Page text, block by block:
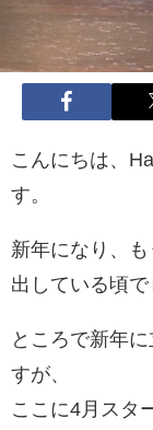
こんにちは、
す。
新年になり、
出している頃で
ところで新年
すが、
ここに4月スタ